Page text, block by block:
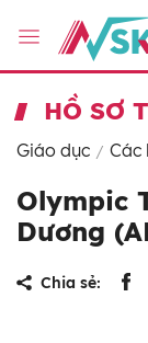
HỒ SƠ
Giáo dục Các
Olympic
Dương
Chia sẻ: